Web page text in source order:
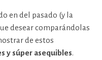
en del pasado (y la
desear comparándolas
de estos
y súper asequibles.